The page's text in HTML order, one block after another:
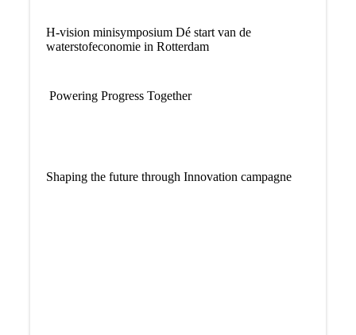
H-vision minisymposium Dé start van de
waterstofeconomie in Rotterdam
Powering Progress Together
Shaping the future through Innovation campagne